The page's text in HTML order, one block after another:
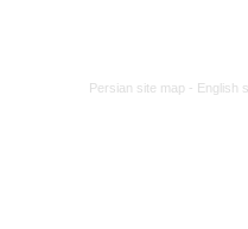
Persian site map - English